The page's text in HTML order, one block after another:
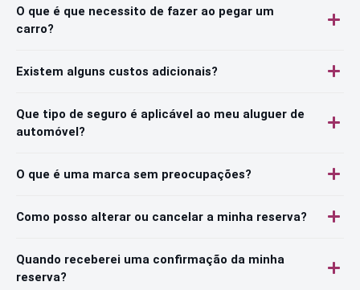
O que é que necessito de fazer ao pegar um
carro?
Existem alguns custos adicionais?
Que tipo de seguro é aplicável ao meu aluguer de
automóvel?
O que é uma marca sem preocupações?
Como posso alterar ou cancelar a minha reserva?
Quando receberei uma confirmação da minha
reserva?